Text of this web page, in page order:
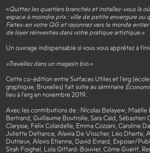
«Quittez les quartiers branchés et installez-vous là
espace à moindre prix : ville de petite envergure ou
Faites-en votre QG et rayonnez vers le monde
de loyer réinvesties dans votre pratique artistique.»
Un ouvrage indispensable si vous vous apprêtez à
«Travaillez dans un magasin bio.»
Cette co-édition entre Surfaces Utiles et l’erg
graphique, Bruxelles) fait suite au séminaire
lieu à l’erg en novembre 2019.
Avec les contributions de : Nicolas Belayew, Maëlle
Bertrand, Guillaume Boutrolle, Sara Caïd, Sébastien
Clarysse, Félix Colardelle, Emma Cozzani, Caroline
Juliette Defrance, Alexia De Visscher, Léo Dherte,
Dutrieux, Alexis Étienne, David Evrard, Exposer/
Sirah Foighel, Lola Giffard-Bouvier, Côme Guérif,